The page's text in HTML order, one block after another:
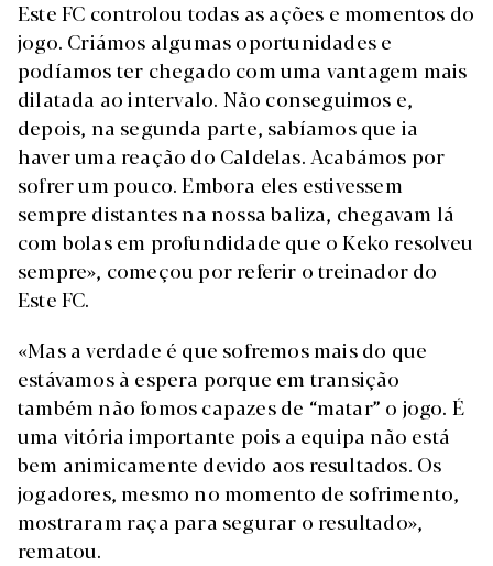
Este FC controlou todas as ações e momentos do
jogo. Criámos algumas oportunidades e
podíamos ter chegado com uma vantagem mais
dilatada ao intervalo. Não conseguimos e,
depois, na segunda parte, sabíamos que ia
haver uma reação do Caldelas. Acabámos por
sofrer um pouco. Embora eles estivessem
sempre distantes na nossa baliza, chegavam lá
com bolas em profundidade que o Keko resolveu
sempre», começou por referir o treinador do
Este FC.
«Mas a verdade é que sofremos mais do que
estávamos à espera porque em transição
também não fomos capazes de “matar” o jogo. É
uma vitória importante pois a equipa não está
bem animicamente devido aos resultados. Os
jogadores, mesmo no momento de sofrimento,
mostraram raça para segurar o resultado»,
rematou.